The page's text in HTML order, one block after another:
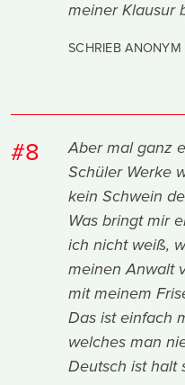
meiner Klausur
SCHRIEB
#8
Aber mal ganz
Schüler Werke
kein Schwein
Was bringt mir
ich nicht weiß,
meinen Anwalt
mit meinem
Das ist einfach
welches man
Deutsch ist halt